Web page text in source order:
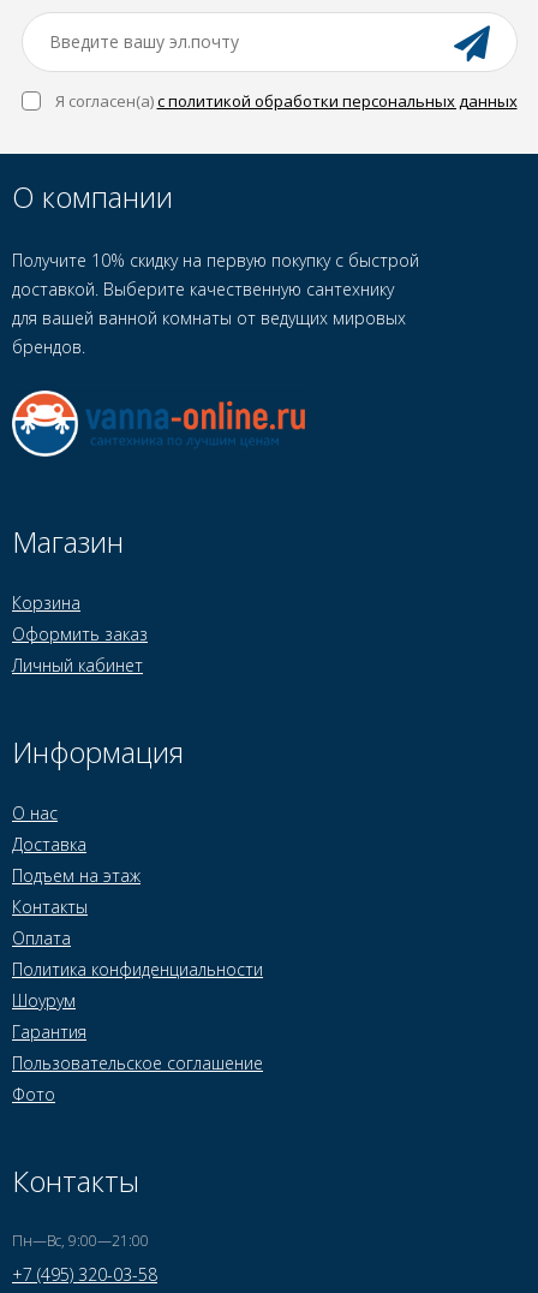
Я согласен(a)с политикой обработки персональных данных
О компании
Получите 10% скидку на первую покупку с быстрой
доставкой. Выберите качественную сантехнику
для вашей ванной комнаты от ведущих мировых
брендов.
Магазин
Корзина
Оформить заказ
Личный кабинет
Информация
О нас
Доставка
Подъем на этаж
Контакты
Оплата
Политика конфиденциальности
Шоурум
Гарантия
Пользовательское соглашение
Фото
Контакты
Пн—Вс, 9:00—21:00
+7 (495) 320-03-58